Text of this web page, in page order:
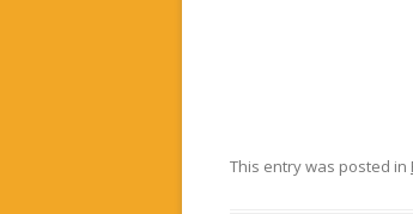
This entry was posted in